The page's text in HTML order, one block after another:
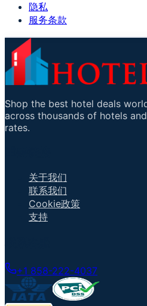
隐私
服务条款
Shop the best hotel deals
across thousands of hotels
rates.
关于我们
联系我们
Cookie政策
支持
+1 858-222-4037